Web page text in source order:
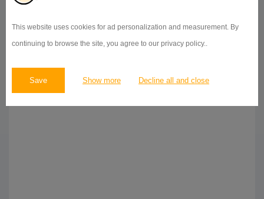
This website uses cookies for ad personalization and measurement. By
continuing to browse the site, you agree to our privacy policy..
Save Show more Decline all and close
BILLBOARD